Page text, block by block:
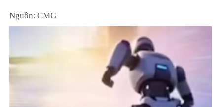
Nguồn: CMG